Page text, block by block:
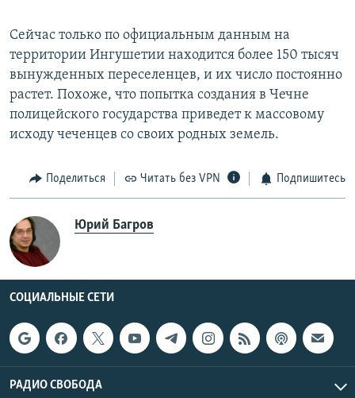
Сейчас только по официальным данным на
территории Ингушетии находится более 150 тысяч
вынужденных переселенцев, и их число постоянно
растет. Похоже, что попытка создания в Чечне
полицейского государства приведет к массовому
исходу чеченцев со своих родных земель.
Поделиться Читать без VPN Подпишитесь
Юрий Багров
СОЦИАЛЬНЫЕ СЕТИ
РАДИО СВОБОДА